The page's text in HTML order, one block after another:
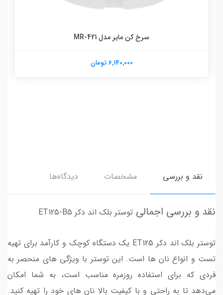
سرخ کن مایر مدل MR-421
6,140,000 تومان
نقد و بررسی مشخصات دیدگاه‌ها
نقد و بررسی اجمالی توستر بلک اند دکر ET125-B5
توستر بلک اند دکر ET125 یک دستگاه کوچک و کارآمد برای تهیه
تست و انواع نان‌ ها است. این توستر با ویژگی‌ های منحصر به
فردی که برای استفاده‌ روزمره مناسب است، به شما امکان
می‌دهد تا به راحتی و با کیفیت بالا نان‌ های خود را تهیه کنید.